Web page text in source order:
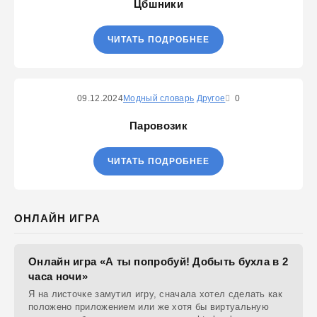
Цбшники
ЧИТАТЬ ПОДРОБНЕЕ
09.12.2024Модный словарь Другое 0
Паровозик
ЧИТАТЬ ПОДРОБНЕЕ
ОНЛАЙН ИГРА
Онлайн игра «А ты попробуй! Добыть бухла в 2
часа ночи»
Я на листочке замутил игру, сначала хотел сделать как
положено приложением или же хотя бы виртуальную